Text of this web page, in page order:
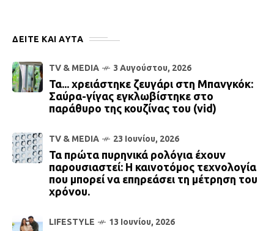
ΔΕΙΤΕ ΚΑΙ ΑΥΤΆ
TV & MEDIA 3 Αυγούστου, 2026
Τα... χρειάστηκε ζευγάρι στη Μπανγκόκ:
Σαύρα-γίγας εγκλωβίστηκε στο
παράθυρο της κουζίνας του (vid)
TV & MEDIA 23 Ιουνίου, 2026
Τα πρώτα πυρηνικά ρολόγια έχουν
παρουσιαστεί: Η καινοτόμος τεχνολογία
που μπορεί να επηρεάσει τη μέτρηση του
χρόνου.
LIFESTYLE 13 Ιουνίου, 2026